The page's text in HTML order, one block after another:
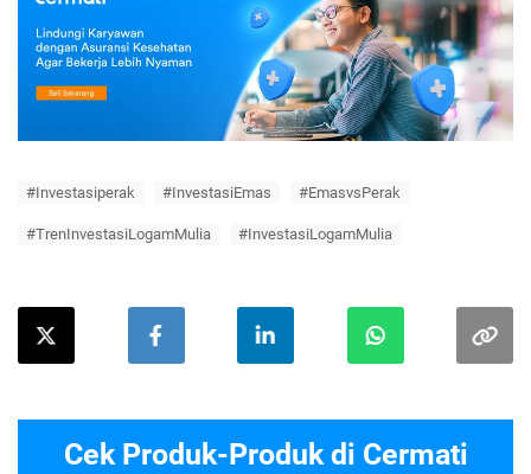
#Investasiperak #InvestasiEmas #EmasvsPerak
#TrenInvestasiLogamMulia #InvestasiLogamMulia
Cek Produk-Produk di Cermati